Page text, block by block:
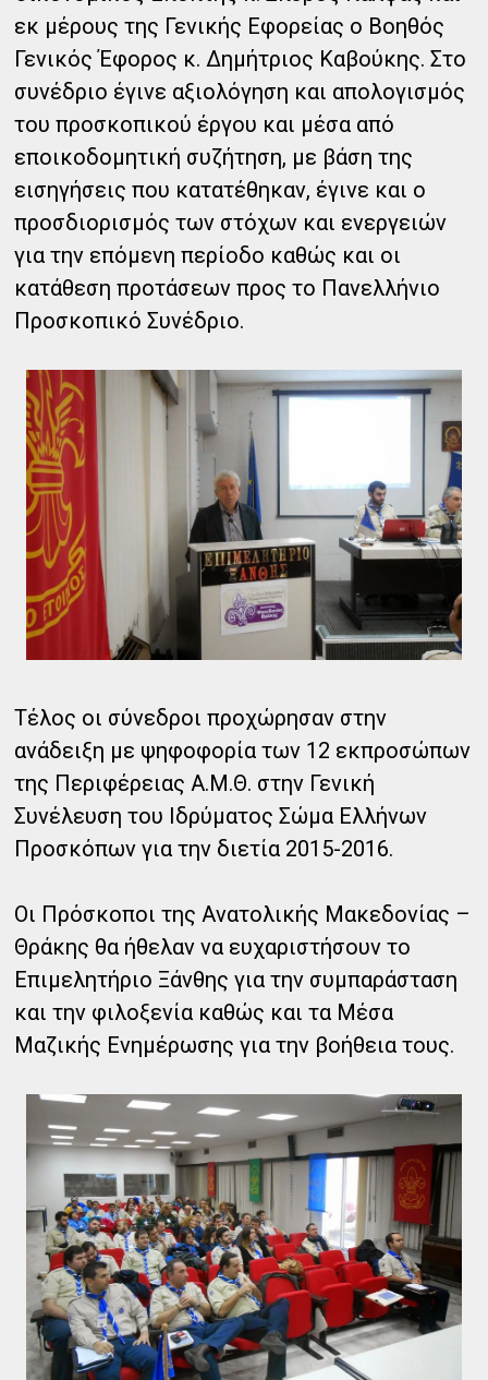
εκ μέρους της Γενικής Εφορείας ο Βοηθός
Γενικός Έφορος κ. Δημήτριος Καβούκης. Στο
συνέδριο έγινε αξιολόγηση και απολογισμός
του προσκοπικού έργου και μέσα από
εποικοδομητική συζήτηση, με βάση της
εισηγήσεις που κατατέθηκαν, έγινε και ο
προσδιορισμός των στόχων και ενεργειών
για την επόμενη περίοδο καθώς και οι
κατάθεση προτάσεων προς το Πανελλήνιο
Προσκοπικό Συνέδριο.
Τέλος οι σύνεδροι προχώρησαν στην
ανάδειξη με ψηφοφορία των 12 εκπροσώπων
της Περιφέρειας Α.Μ.Θ. στην Γενική
Συνέλευση του Ιδρύματος Σώμα Ελλήνων
Προσκόπων για την διετία 2015-2016.
Οι Πρόσκοποι της Ανατολικής Μακεδονίας –
Θράκης θα ήθελαν να ευχαριστήσουν το
Επιμελητήριο Ξάνθης για την συμπαράσταση
και την φιλοξενία καθώς και τα Μέσα
Μαζικής Ενημέρωσης για την βοήθεια τους.